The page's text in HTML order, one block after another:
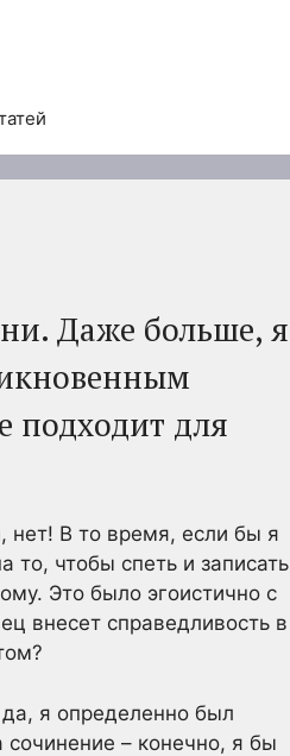
Даже больше, я
подходит для
нет! В то время, если бы я
чтобы спеть и записать
Это было эгоистично с
внесет справедливость в
я определенно был
сочинение – конечно, я бы